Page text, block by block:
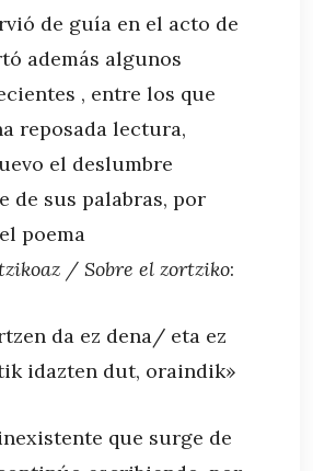
de guía en el acto de
además algunos
, entre los que
reposada lectura,
el deslumbre
de sus palabras, por
poema
/ Sobre el zortziko:
da ez dena/ eta ez
idazten dut, oraindik»
que surge de